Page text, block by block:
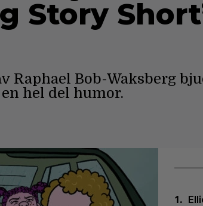
Story
Raphael Bob-Waksberg
hel del humor.